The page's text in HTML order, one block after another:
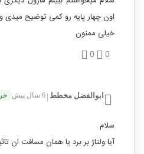
اون چهار پایه رو کمی توضیح میدی
خیلی ممنون
0
0
ابوالفضل مخطط 6 سال پیش
سلام
آیا ولتاژ بر برد یا همان مسافت ان